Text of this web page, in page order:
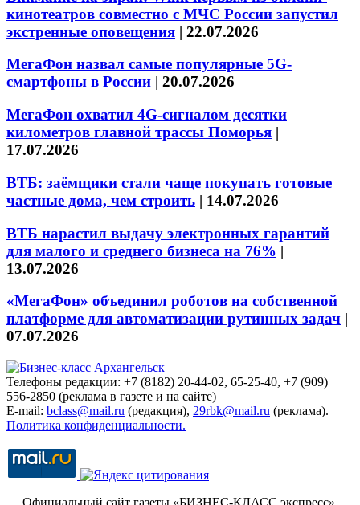
кинотеатров совместно с МЧС России запустил
экстренные оповещения | 22.07.2026
МегаФон назвал самые популярные 5G-
смартфоны в России | 20.07.2026
МегаФон охватил 4G-сигналом десятки
километров главной трассы Поморья |
17.07.2026
ВТБ: заёмщики стали чаще покупать готовые
частные дома, чем строить | 14.07.2026
ВТБ нарастил выдачу электронных гарантий
для малого и среднего бизнеса на 76% |
13.07.2026
«МегаФон» объединил роботов на собственной
платформе для автоматизации рутинных задач |
07.07.2026
Телефоны редакции: +7 (8182) 20-44-02, 65-25-40, +7 (909)
556-2850 (реклама в газете и на сайте)
E-mail: bclass@mail.ru (редакция), 29rbk@mail.ru (реклама).
Политика конфиденциальности.
Официальный сайт газеты «БИЗНЕС-КЛАСС экспресс»